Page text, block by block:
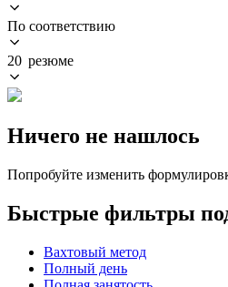
По соответствию
20 резюме
Ничего не нашлось
Попробуйте изменить
Быстрые фильтры
Вахтовый метод
Полный день